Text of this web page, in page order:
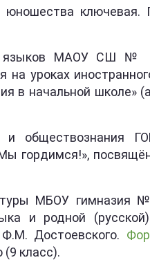
языков МАОУ СШ №
на уроках
в начальной школе»
гордимся!»,
МБОУ гимназия
и родной
Достоевского.
класс).